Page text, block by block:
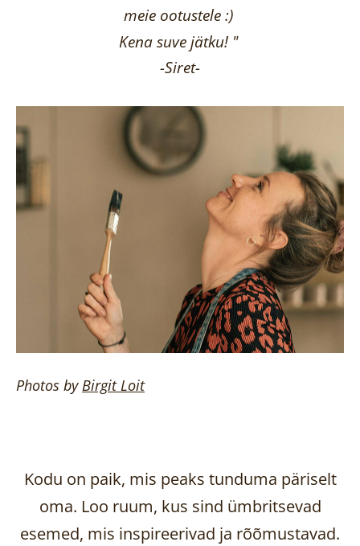
meie ootustele :)
Kena suve jätku! "
-Siret-
Photos byBirgitLoit
Kodu on paik, mis peaks tunduma päriselt
oma. Loo ruum, kus sind ümbritsevad
esemed, mis inspireerivad ja rõõmustavad.